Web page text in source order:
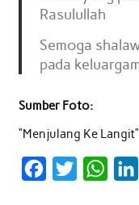
Rasulullah
Semoga
pada
Sumber Foto:
“Menjulang Ke
W